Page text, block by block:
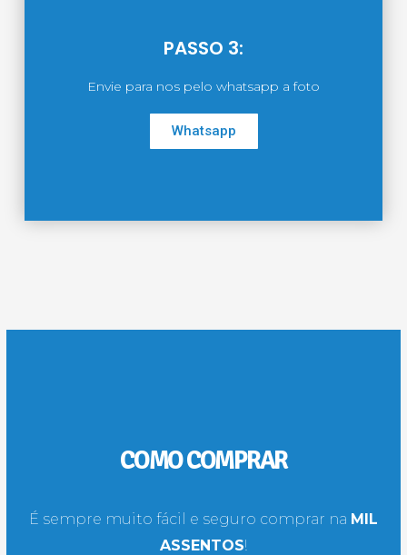
PASSO 3:
Envie para nos pelo whatsapp a foto
Whatsapp
COMO COMPRAR
É sempre muito fácil e seguro comprar na MIL
ASSENTOS!